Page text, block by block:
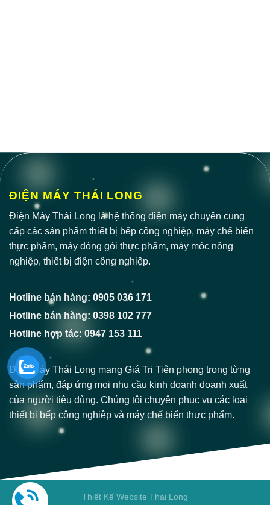
ĐIỆN MÁY THÁI LONG
Điện Máy Thái Long là hệ thống điện máy chuyên cung
cấp các sản phẩm thiết bị bếp công nghiệp, máy chế biến
thực phẩm, máy đóng gói thực phẩm, máy móc nông
nghiệp, thiết bị điện công nghiệp.
Hotline bán hàng: 0905 036 171
Hotline bán hàng: 0398 102 777
Hotline hợp tác: 0947 153 111
Điện Máy Thái Long mang Giá Trị Tiên phong trong từng
sản phẩm, đáp ứng mọi nhu cầu kinh doanh doanh xuất
của người tiêu dùng. Chúng tôi chuyên phục vụ các loại
thiết bị bếp công nghiệp và máy chế biến thực phẩm.
Thiết Kế Website Thái Long